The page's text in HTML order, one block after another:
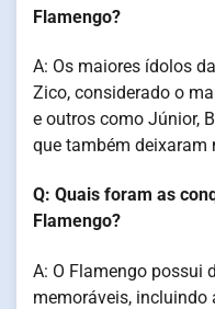
Flamengo?
A: Os maiores ídolos
Zico, considerado o
e outros como Júnior,
que também deixaram
Q: Quais foram as
Flamengo?
A: O Flamengo possui
memoráveis, incluindo